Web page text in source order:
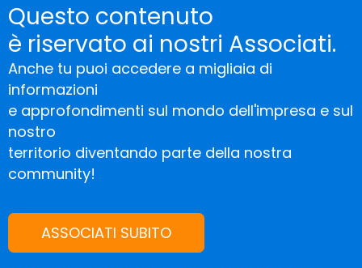
Questo contenuto
è riservato ai nostri Associati.
Anche tu puoi accedere a migliaia di
informazioni
e approfondimenti sul mondo dell'impresa e sul
nostro
territorio diventando parte della nostra
community!
ASSOCIATI SUBITO